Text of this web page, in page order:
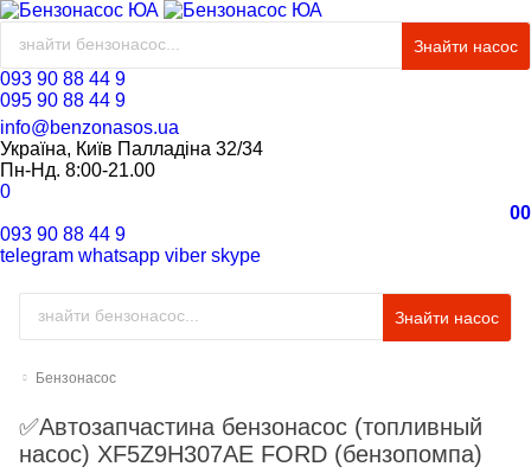
Знайти насос
093 90 88 44 9
095 90 88 44 9
info@benzonasos.ua
Україна, Київ Палладіна 32/34
Пн-Нд. 8:00-21.00
0
00
093 90 88 44 9
telegram whatsapp viber skype
Знайти насос
Бензонасос
✅Автозапчастина бензонасос (топливный
насос) XF5Z9H307AE FORD (бензопомпа)